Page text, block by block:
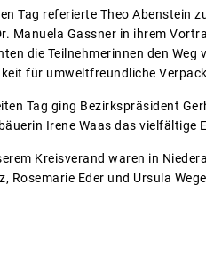
Tag referierte Theo Abenstein
Manuela Gassner in ihrem
die Teilnehmerinnen den
für umweltfreundliche
Tag ging Bezirkspräsident
Irene Waas das
Kreisverand waren in
Rosemarie Eder und Ursula